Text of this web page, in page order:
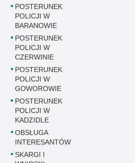
POSTERUNEK
POLICJI W
BARANOWIE
POSTERUNEK
POLICJI W
CZERWINIE
POSTERUNEK
POLICJI W
GOWOROWIE
POSTERUNEK
POLICJI W
KADZIDLE
OBSŁUGA
INTERESANTÓW
SKARGI I